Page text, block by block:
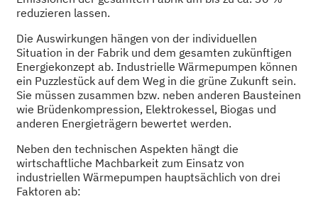
reduzieren lassen.
Die Auswirkungen hängen von der individuellen
Situation in der Fabrik und dem gesamten zukünftigen
Energiekonzept ab. Industrielle Wärmepumpen können
ein Puzzlestück auf dem Weg in die grüne Zukunft sein.
Sie müssen zusammen bzw. neben anderen Bausteinen
wie Brüdenkompression, Elektrokessel, Biogas und
anderen Energieträgern bewertet werden.
Neben den technischen Aspekten hängt die
wirtschaftliche Machbarkeit zum Einsatz von
industriellen Wärmepumpen hauptsächlich von drei
Faktoren ab: